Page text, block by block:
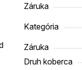
Záruka
Kategória
Záruka
Druh koberca